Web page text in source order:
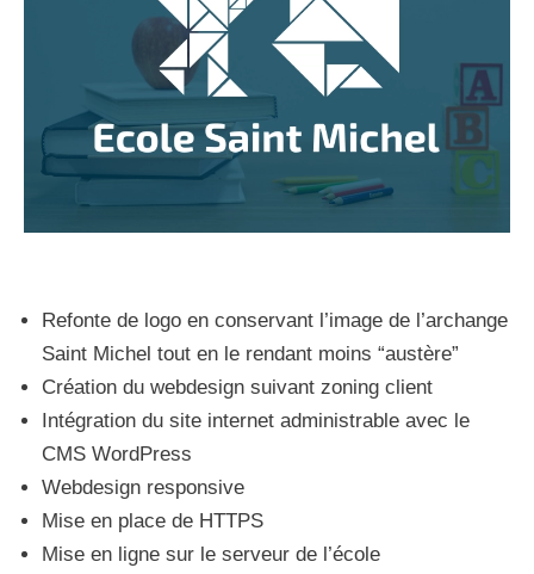
Refonte de logo en conservant l’image de l’archange
Saint Michel tout en le rendant moins “austère”
Création du webdesign suivant zoning client
Intégration du site internet administrable avec le
CMS WordPress
Webdesign responsive
Mise en place de HTTPS
Mise en ligne sur le serveur de l’école